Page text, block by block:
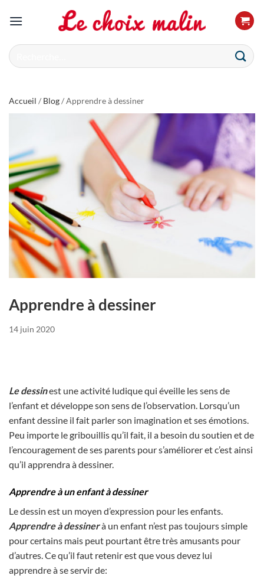
Recherche
pour :
Accueil / Blog/ Apprendre à dessiner
Apprendre à dessiner
14 juin 2020
Le dessinest une activité ludique qui éveille les sens de
l’enfant et développe son sens de l’observation. Lorsqu’un
enfant dessine il fait parler son imagination et ses émotions.
Peu importe le gribouillis qu’il fait, il a besoin du soutien et de
l’encouragement de ses parents pour s’améliorer et c’est ainsi
qu’il apprendra à dessiner.
Apprendre à un enfant à dessiner
Le dessin est un moyen d’expression pour les enfants.
Apprendre à dessinerà un enfant n’est pas toujours simple
pour certains mais peut pourtant être très amusants pour
d’autres. Ce qu’il faut retenir est que vous devez lui
apprendre à se servir de: